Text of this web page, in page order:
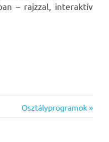
– rajzzal, interaktív
Next
Post:
Osztályprogramok